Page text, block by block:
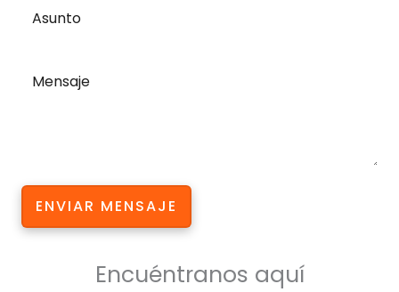
ENVIAR MENSAJE
Encuéntranos aquí